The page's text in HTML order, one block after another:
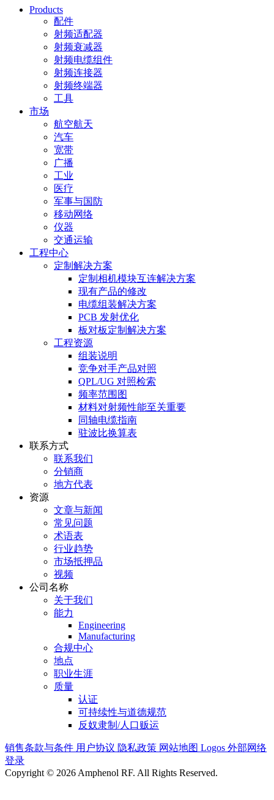
Products
配件
射频适配器
射频衰减器
射频电缆组件
射频连接器
射频终端器
工具
市场
航空航天
汽车
宽带
广播
工业
医疗
军事与国防
移动网络
仪器
交通运输
工程中心
定制解决方案
定制相机模块互连解决方案
现有产品的修改
电缆组装解决方案
PCB 发射优化
板对板定制解决方案
工程资源
组装说明
竞争对手产品对照
QPL/UG 对照检索
频率范围图
材料对射频性能至关重要
同轴电缆指南
驻波比换算表
联系方式
联系我们
分销商
地方代表
资源
文章与新闻
常见问题
术语表
行业趋势
市场抵押品
视频
公司名称
关于我们
能力
Engineering
Manufacturing
合规中心
地点
职业生涯
质量
认证
可持续性与道德规范
反奴隶制/人口贩运
销售条款与条件 用户协议 隐私政策 网站地图 Logos 外部网络
登录
Copyright © 2026 Amphenol RF. All Rights Reserved.